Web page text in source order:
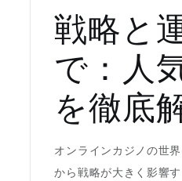
戦略と
で：人
を徹底
オンラインカジノの世
から戦略が大きく影響